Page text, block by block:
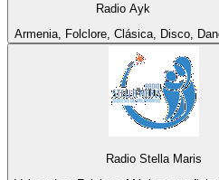
Radio Ayk
Armenia, Folclore, Clásica, Disco,
Radio Stella Maris